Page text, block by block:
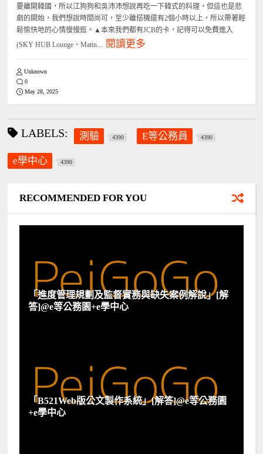
要離開韓國，所以江狗狗和吳沛沛想說再吃一下韓式的料理，但這也是悲
劇的開始，我們想說時間尚可，至少離搭機還有2個小時以上，所以帶著輕
鬆愉快地的心情慢慢逛。▲本來我們都有JCB的卡，記得可以免費進入
(SKY HUB Lounge、Matin...
閱讀更多
Unknown
0
May 28, 2025
LABELS: 測驗 4390 E等公務員 4390
e學中心 4390
RECOMMENDED FOR YOU
「進度管理規劃及監督實務與缺失案例解說」[解
答]@e等公務園+e學中心
「B521Web版公文製作系統」[解答]@e等公務園
+e學中心